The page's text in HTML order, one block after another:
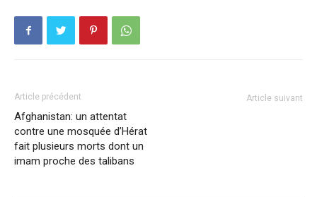
Article précédent
Afghanistan: un attentat
contre une mosquée d’Hérat
fait plusieurs morts dont un
imam proche des talibans
Article suivant